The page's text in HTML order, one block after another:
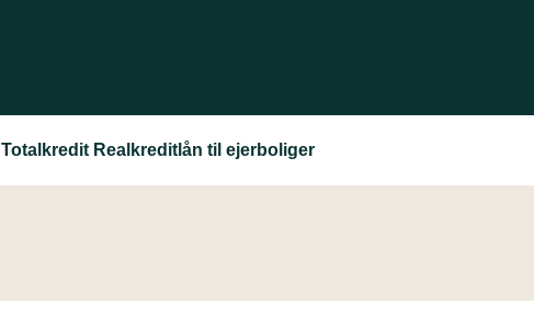
Totalkredit Realkreditlån til ejerboliger